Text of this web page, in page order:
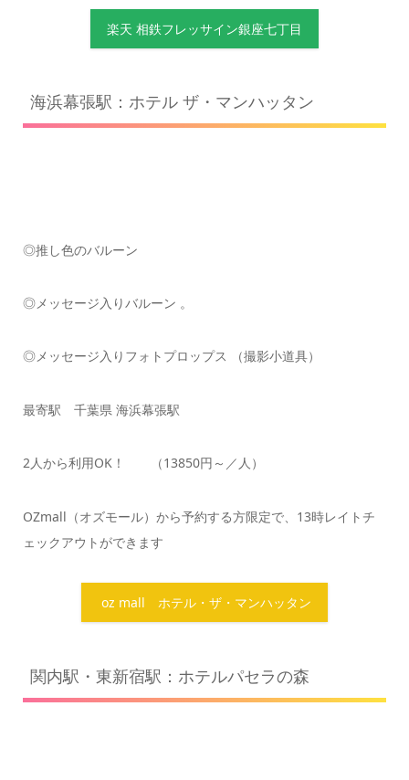
楽天 相鉄フレッサイン銀座七丁目
海浜幕張駅：ホテル ザ・マンハッタン
◎推し色のバルーン
◎メッセージ入りバルーン 。
◎メッセージ入りフォトプロップス （撮影小道具）
最寄駅 千葉県 海浜幕張駅
2人から利用OK！ （13850円～／人）
OZmall（オズモール）から予約する方限定で、13時レイトチ
ェックアウトができます
oz mall ホテル・ザ・マンハッタン
関内駅・東新宿駅：ホテルパセラの森